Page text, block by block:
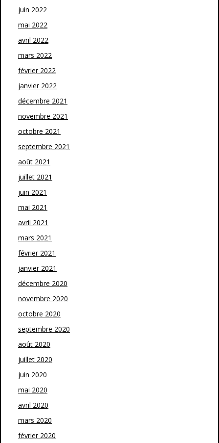
juin 2022
mai 2022
avril 2022
mars 2022
février 2022
janvier 2022
décembre 2021
novembre 2021
octobre 2021
septembre 2021
août 2021
juillet 2021
juin 2021
mai 2021
avril 2021
mars 2021
février 2021
janvier 2021
décembre 2020
novembre 2020
octobre 2020
septembre 2020
août 2020
juillet 2020
juin 2020
mai 2020
avril 2020
mars 2020
février 2020